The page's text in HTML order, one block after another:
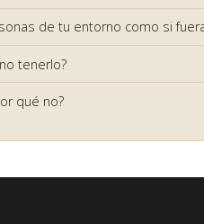
de tu entorno como si
tenerlo?
qué no?